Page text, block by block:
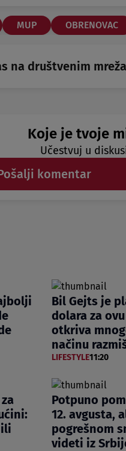
MUP OBRENOVAC
na društvenim
Koje je tvoje
Učestvuj u
komentar
Bil Gejts je
dolara za
otkriva
načinu
LIFESTYLE11:20
Potpuno
12. avgusta,
pogrešnom
videti iz